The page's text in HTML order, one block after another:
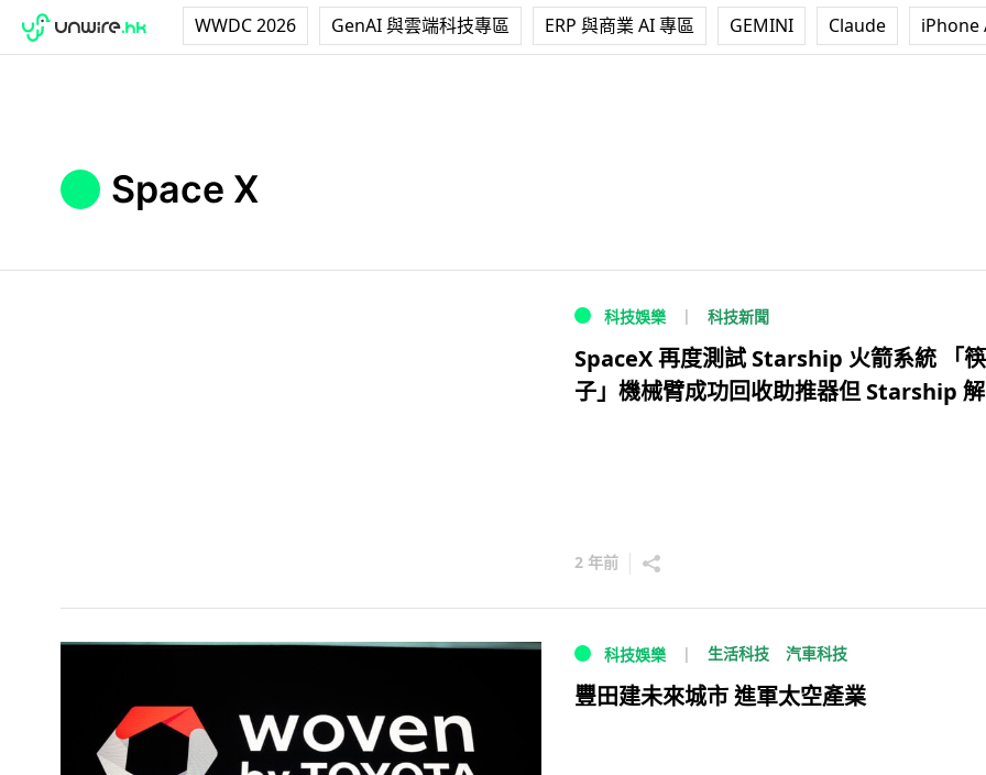
WWDC 2026 GenAI 與雲端科技專區 ERP 與商業 AI 專區 GEMINI Claude iPhone
Space X
科技娛樂 科技新聞
SpaceX 再度測試 Starship 火箭系統 「筷
子」機械臂成功回收助推器但 Starship
2 年前
科技娛樂 生活科技 汽車科技
豐田建未來城市 進軍太空產業